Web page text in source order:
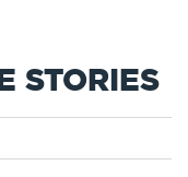
STORIES